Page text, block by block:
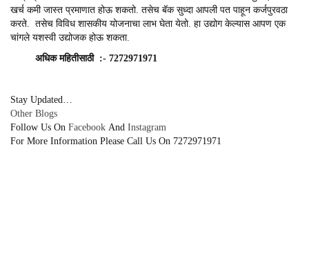
खर्च कमी जास्त प्रमाणात होऊ शकतो. तसेच बॅक सुध्दा आपली पत पाहून कर्जपुरवठा
करते. तसेच विविध शासकीय योजनाचा लाभ घेता येतो. हा उद्योग केल्यास आपण एक
चांगले यशस्वी उद्योजक होऊ शकता.
अधिक महितीसाठी:- 7272971971
Stay Updated…
Other Blogs
Follow Us On Facebook And Instagram
For More Information Please Call Us On 7272971971